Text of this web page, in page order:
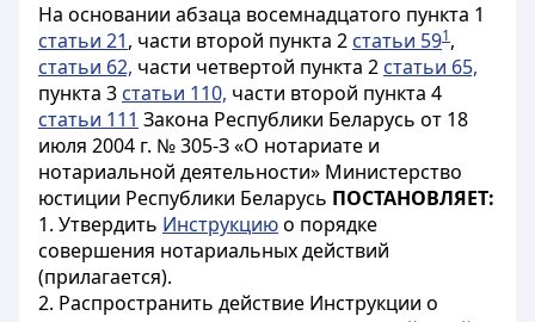
На основании абзаца восемнадцатого пункта 1
статьи 21, части второй пункта 2 статьи 591,
статьи 62, части четвертой пункта 2 статьи 65,
пункта 3 статьи 110, части второй пункта 4
статьи 111 Закона Республики Беларусь от 18
июля 2004 г. № 305-З «О нотариате и
нотариальной деятельности» Министерство
юстиции Республики Беларусь ПОСТАНОВЛЯЕТ:
1. Утвердить Инструкциюо порядке
совершения нотариальных действий
(прилагается).
2. Распространить действие Инструкции о